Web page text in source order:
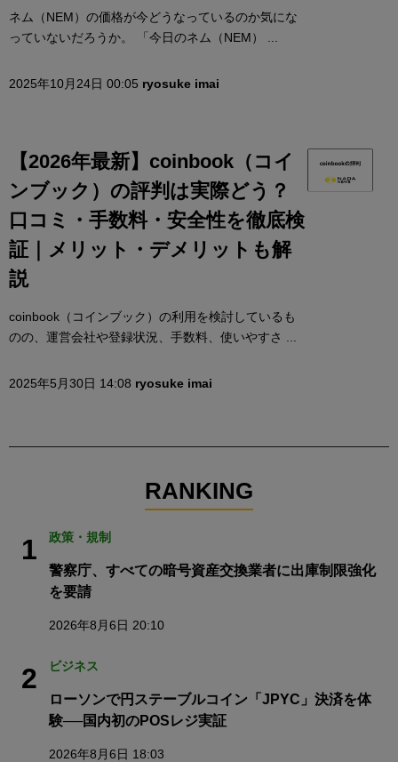
ネム（NEM）の価格が今どうなっているのか気にな
っていないだろうか。 「今日のネム（NEM） ...
2025年10月24日 00:05 ryosuke imai
【2026年最新】coinbook（コイ
ンブック）の評判は実際どう？
口コミ・手数料・安全性を徹底検
証｜メリット・デメリットも解
説
coinbook（コインブック）の利用を検討しているも
のの、運営会社や登録状況、手数料、使いやすさ ...
2025年5月30日 14:08 ryosuke imai
RANKING
1 政策・規制
警察庁、すべての暗号資産交換業者に出庫制限強化
を要請
2026年8月6日 20:10
2 ビジネス
ローソンで円ステーブルコイン「JPYC」決済を体
験──国内初のPOSレジ実証
2026年8月6日 18:03